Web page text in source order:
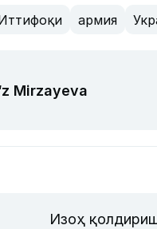
армия
Mirzayeva
Изоҳ